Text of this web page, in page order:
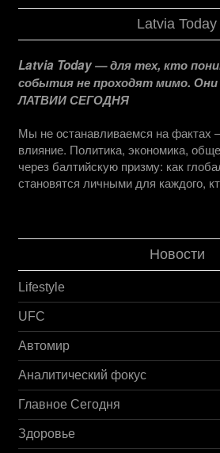
Latvia Today
Latvia Today — для тех, кто
события не проходят мимо.
ЛАТВИИ СЕГОДНЯ
Мы не останавливаемся на
влияние. Политика, экономика,
через балтийскую призму: как
становятся личными для каждого,
Новости
Lifestyle
UFC
Автомир
Аналитический фокус
Главное Сегодня
Здоровье